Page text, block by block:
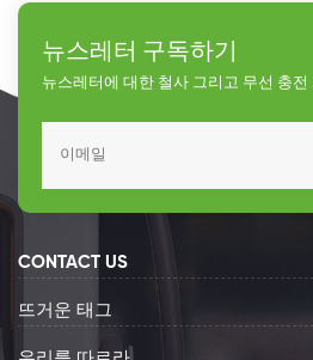
뉴스레터 구독하기
뉴스레터에 대한 철사 그리고 무선 충전
CONTACT US
뜨거운 태그